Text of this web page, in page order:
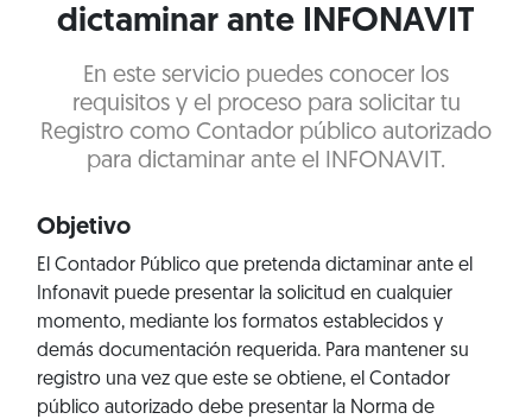
dictaminar ante INFONAVIT
En este servicio puedes conocer los
requisitos y el proceso para solicitar tu
Registro como Contador público autorizado
para dictaminar ante el INFONAVIT.
Objetivo
El Contador Público que pretenda dictaminar ante el
Infonavit puede presentar la solicitud en cualquier
momento, mediante los formatos establecidos y
demás documentación requerida. Para mantener su
registro una vez que este se obtiene, el Contador
público autorizado debe presentar la Norma de